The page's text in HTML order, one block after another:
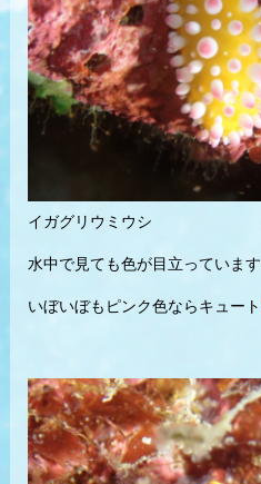
イガグリウミウシ
水中で見ても色が目立っています
いぼいぼもピンク色ならキュート